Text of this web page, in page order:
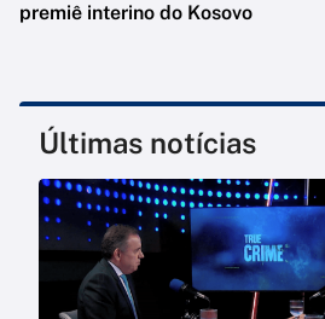
premiê interino do Kosovo
Últimas notícias